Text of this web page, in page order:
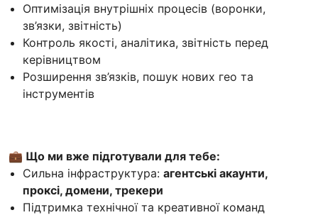
Оптимізація внутрішніх процесів (воронки,
зв’язки, звітність)
Контроль якості, аналітика, звітність перед
керівництвом
Розширення зв’язків, пошук нових гео та
інструментів
💼 Що ми вже підготували для тебе:
Сильна інфраструктура: агентські акаунти,
проксі, домени, трекери
Підтримка технічної та креативної команд